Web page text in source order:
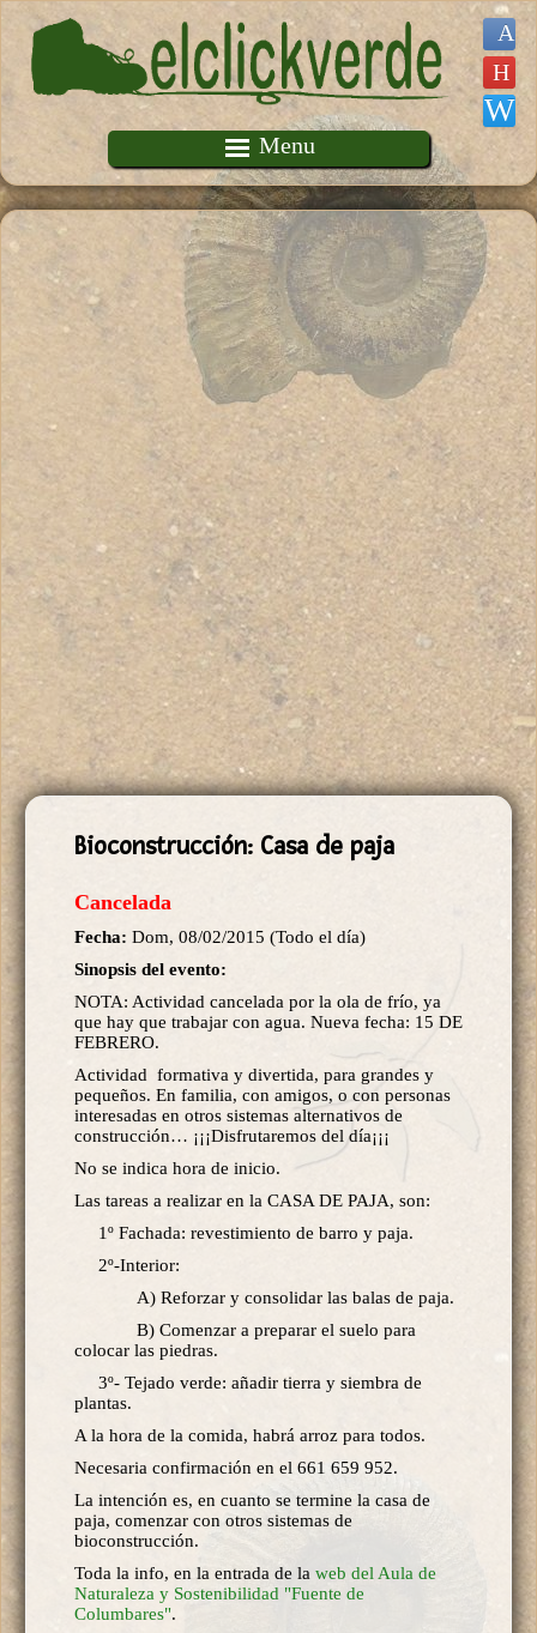
Pasar al contenido principal
Menu
Bioconstrucción: Casa de paja
Cancelada
Fecha: Dom, 08/02/2015 (Todo el día)
Sinopsis del evento:
NOTA: Actividad cancelada por la ola de frío, ya
que hay que trabajar con agua. Nueva fecha: 15 DE
FEBRERO.
Actividad formativa y divertida, para grandes y
pequeños. En familia, con amigos, o con personas
interesadas en otros sistemas alternativos de
construcción… ¡¡¡Disfrutaremos del día¡¡¡
No se indica hora de inicio.
Las tareas a realizar en la CASA DE PAJA, son:
1º Fachada: revestimiento de barro y paja.
2º-Interior:
A) Reforzar y consolidar las balas de paja.
B) Comenzar a preparar el suelo para
colocar las piedras.
3º- Tejado verde: añadir tierra y siembra de
plantas.
A la hora de la comida, habrá arroz para todos.
Necesaria confirmación en el 661 659 952.
La intención es, en cuanto se termine la casa de
paja, comenzar con otros sistemas de
bioconstrucción.
Toda la info, en la entrada de la web del Aula de
Naturaleza y Sostenibilidad "Fuente de
Columbares".